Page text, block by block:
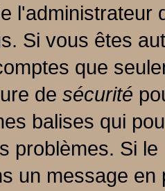
l'administrateur
Si vous êtes
que
de sécurité
balises qui
problèmes. Si
un message